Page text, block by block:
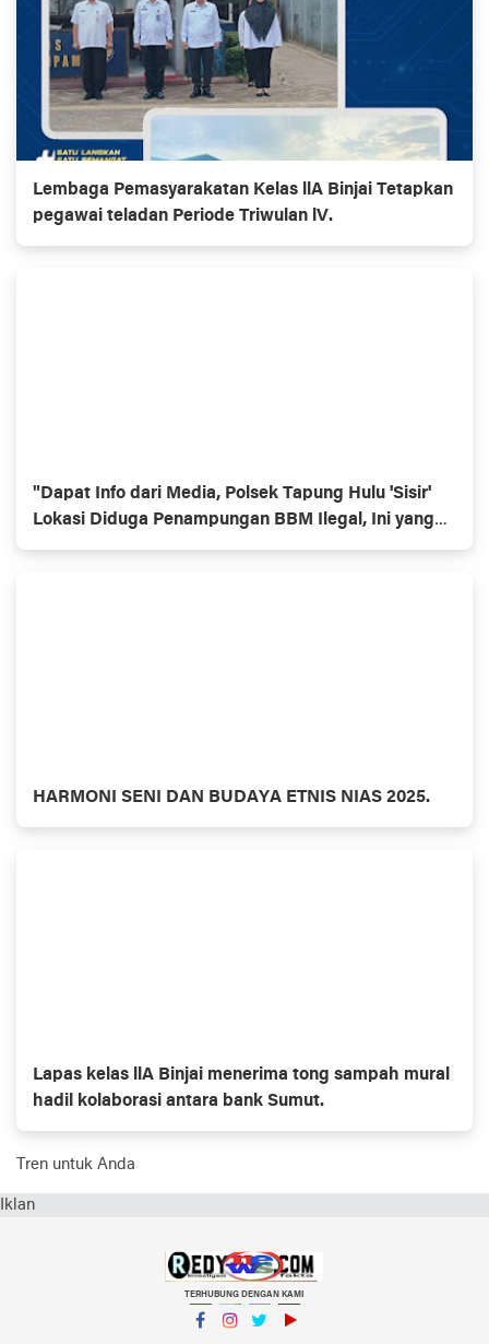
Lembaga Pemasyarakatan Kelas llA Binjai Tetapkan
pegawai teladan Periode Triwulan lV.
"Dapat Info dari Media, Polsek Tapung Hulu 'Sisir'
Lokasi Diduga Penampungan BBM Ilegal, Ini yang
Ditemukan!"
HARMONI SENI DAN BUDAYA ETNIS NIAS 2025.
Lapas kelas llA Binjai menerima tong sampah mural
hadil kolaborasi antara bank Sumut.
Tren untuk Anda
Iklan
TERHUBUNG DENGAN KAMI